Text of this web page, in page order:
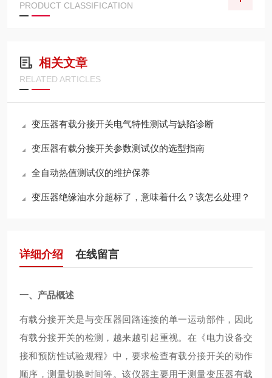
PRODUCT CLASSIFICATION
相关文章
RELATED ARTICLES
变压器有载分接开关电气特性测试与缺陷诊断
变压器有载分接开关参数测试仪的选型指南
全自动热值测试仪的维护保养
变压器绝缘油水分超标了，意味着什么？该怎么处理？
详细介绍 在线留言
一、产品概述
有载分接开关是与变压器回路连接的单一运动部件，因此
有载分接开关的检测，越来越引起重视。在《电力设备交
接和预防性试验规程》中，要求检查有载分接开关的动作
顺序，测量切换时间等。该仪器主要用于测量变压器有载